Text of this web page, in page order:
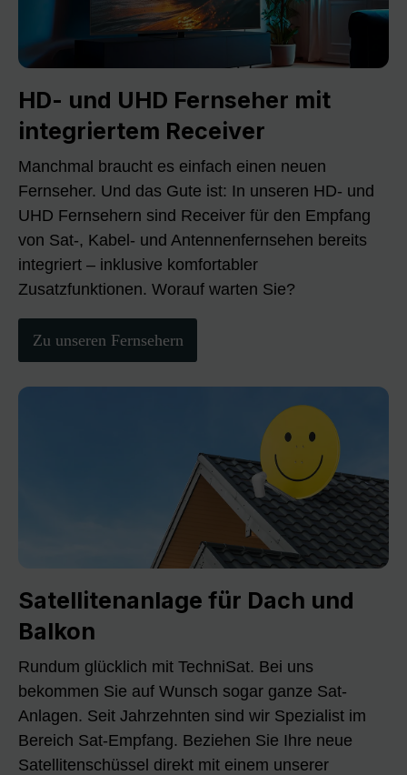
HD- und UHD Fernseher mit
integriertem Receiver
Manchmal braucht es einfach einen neuen
Fernseher. Und das Gute ist: In unseren HD- und
UHD Fernsehern sind Receiver für den Empfang
von Sat-, Kabel- und Antennenfernsehen bereits
integriert – inklusive komfortabler
Zusatzfunktionen. Worauf warten Sie?
Zu unseren Fernsehern
Satellitenanlage für Dach und
Balkon
Rundum glücklich mit TechniSat. Bei uns
bekommen Sie auf Wunsch sogar ganze Sat-
Anlagen. Seit Jahrzehnten sind wir Spezialist im
Bereich Sat-Empfang. Beziehen Sie Ihre neue
Satellitenschüssel direkt mit einem unserer